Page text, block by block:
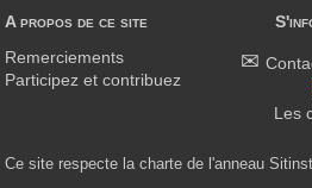
A propos de ce site
Remerciements
Participez et contribuez
Les
Ce site respecte la charte de l'anneau